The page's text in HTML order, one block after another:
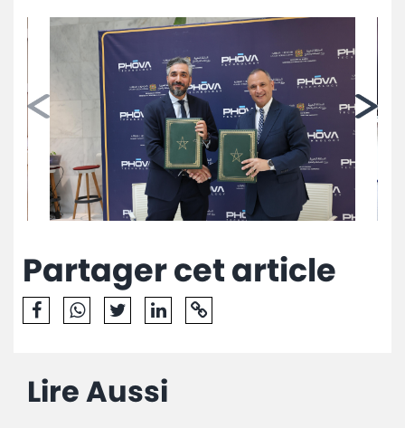
Partager cet article
Lire Aussi